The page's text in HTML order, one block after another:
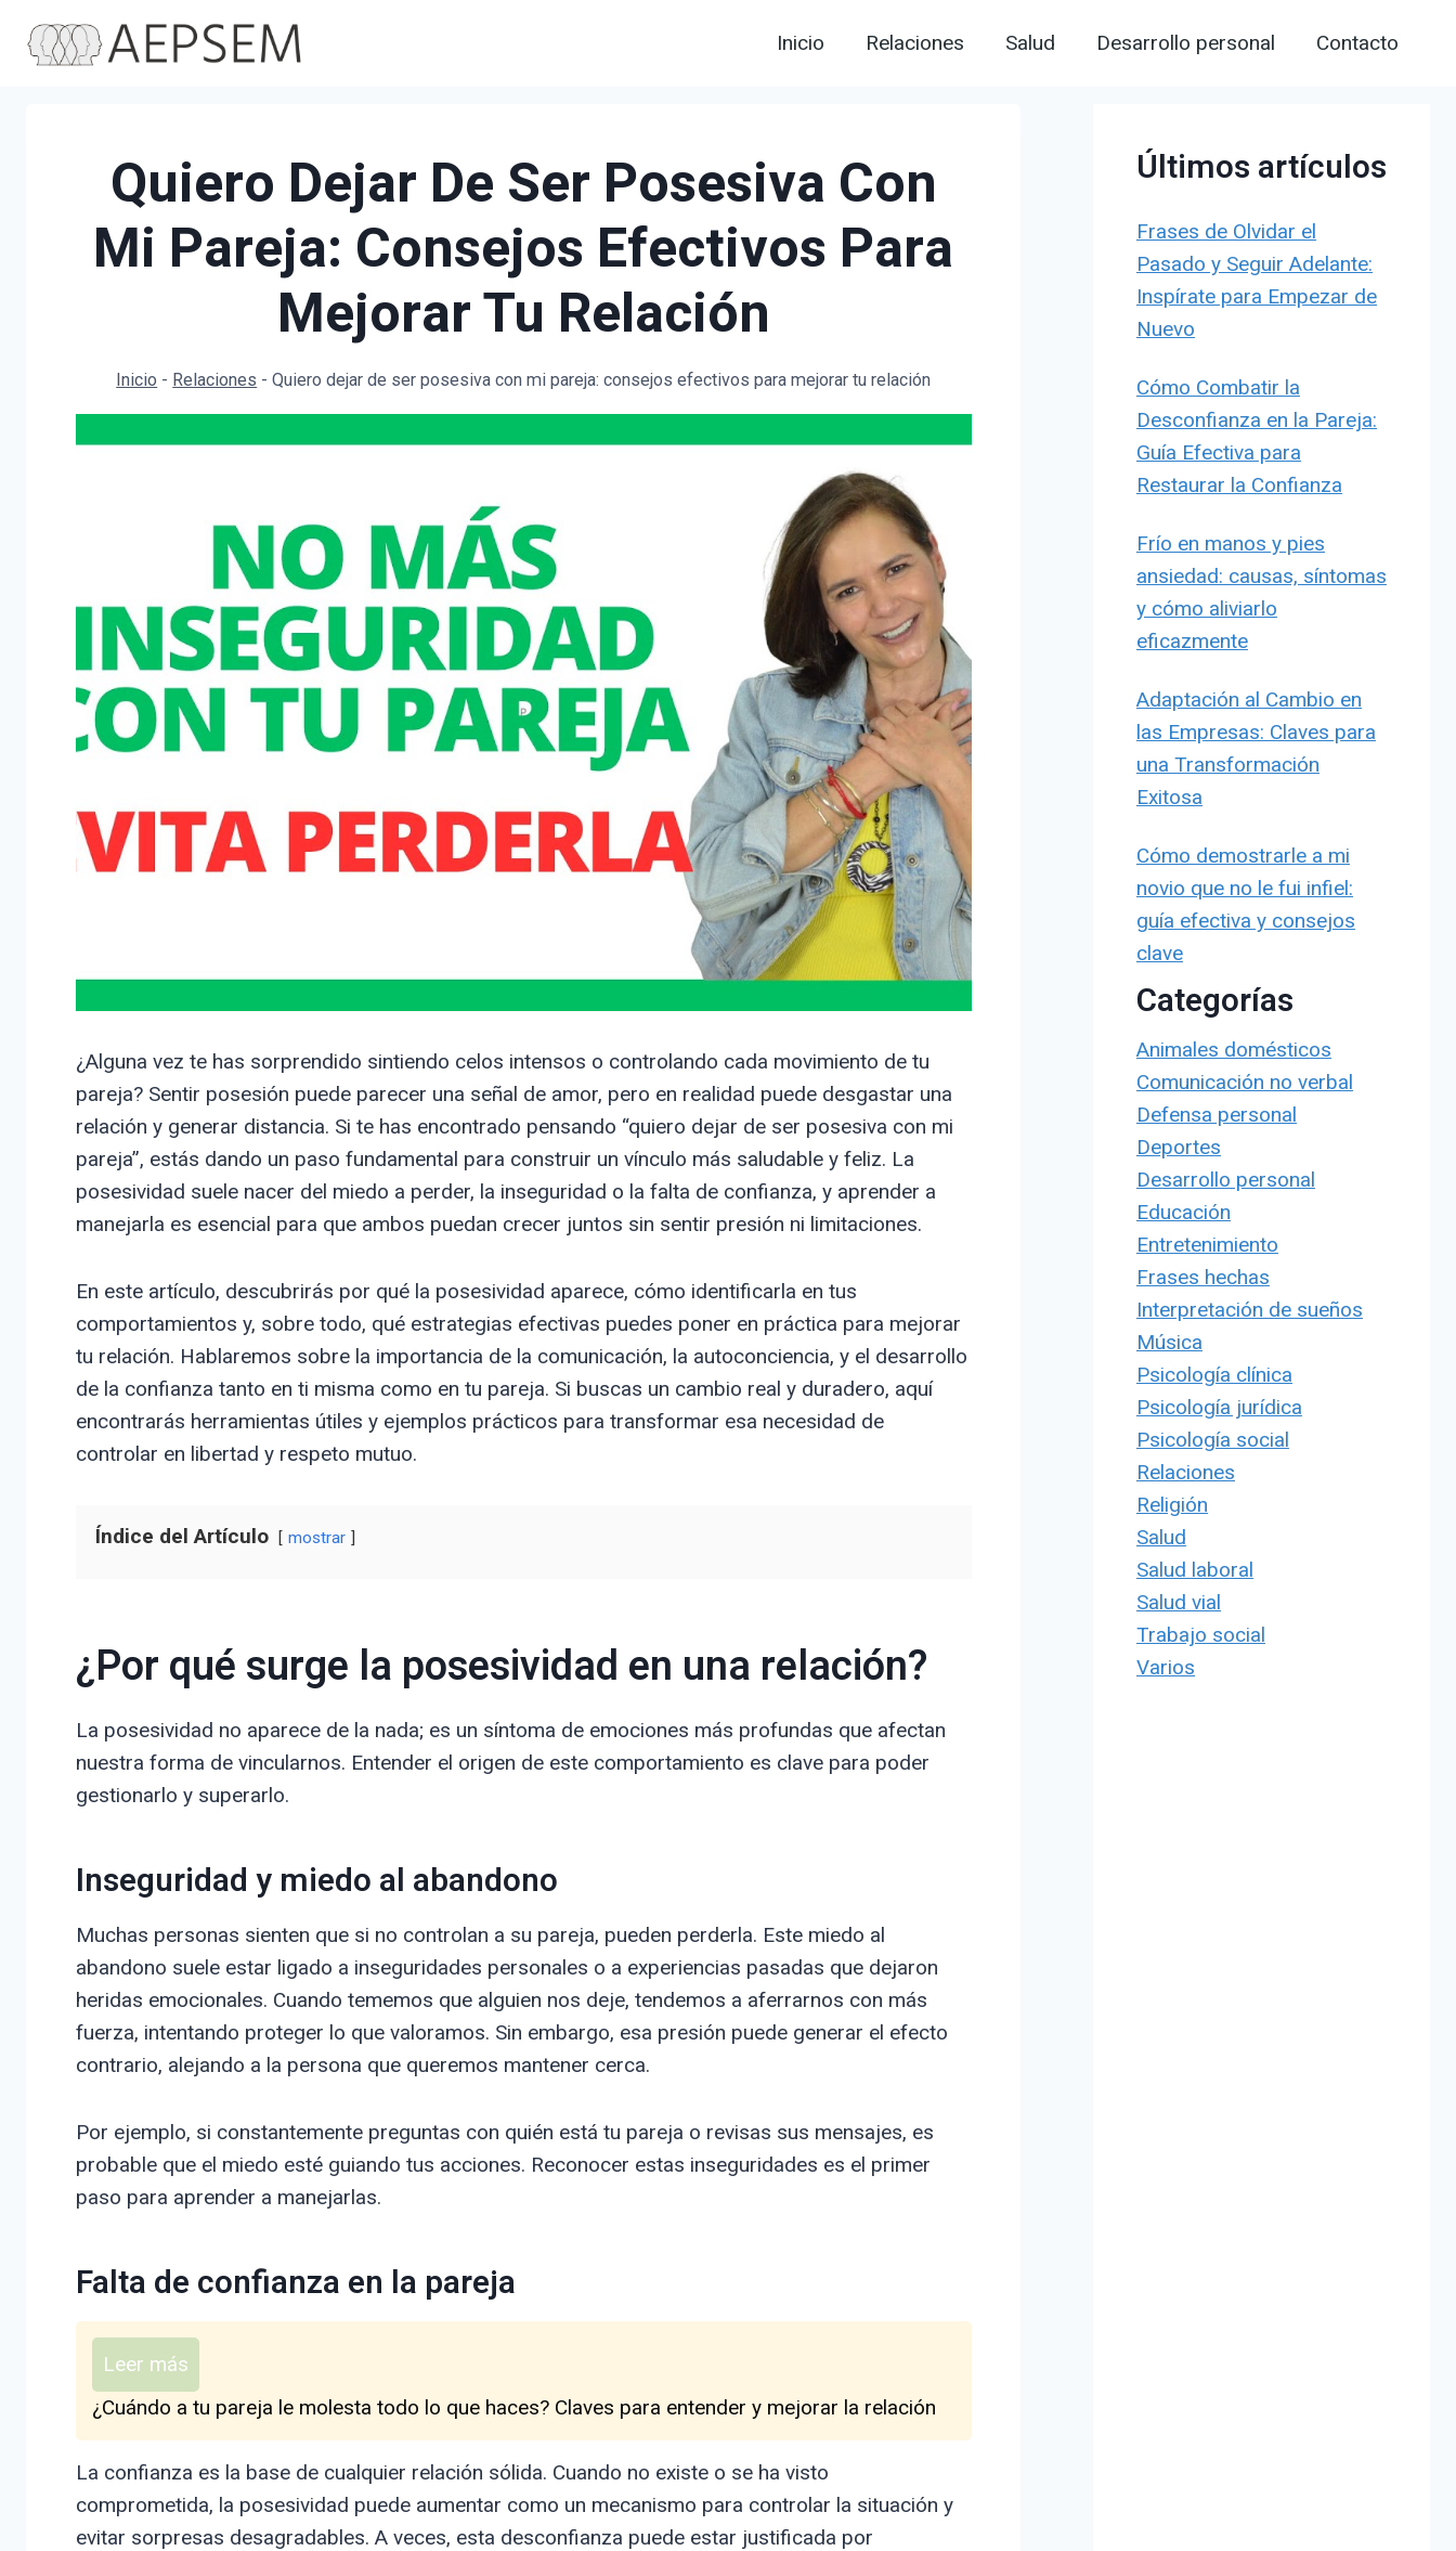
Inicio Relaciones Salud Desarrollo personal Contacto
Quiero Dejar De Ser Posesiva Con
Mi Pareja: Consejos Efectivos Para
Mejorar Tu Relación
Inicio - Relaciones -Quiero dejar de ser posesiva con mi pareja: consejos efectivos para mejorar tu relación
¿Alguna vez te has sorprendido sintiendo celos intensos o controlando cada movimiento de tu
pareja? Sentir posesión puede parecer una señal de amor, pero en realidad puede desgastar una
relación y generar distancia. Si te has encontrado pensando “quiero dejar de ser posesiva con mi
pareja”, estás dando un paso fundamental para construir un vínculo más saludable y feliz. La
posesividad suele nacer del miedo a perder, la inseguridad o la falta de confianza, y aprender a
manejarla es esencial para que ambos puedan crecer juntos sin sentir presión ni limitaciones.
En este artículo, descubrirás por qué la posesividad aparece, cómo identificarla en tus
comportamientos y, sobre todo, qué estrategias efectivas puedes poner en práctica para mejorar
tu relación. Hablaremos sobre la importancia de la comunicación, la autoconciencia, y el desarrollo
de la confianza tanto en ti misma como en tu pareja. Si buscas un cambio real y duradero, aquí
encontrarás herramientas útiles y ejemplos prácticos para transformar esa necesidad de
controlar en libertad y respeto mutuo.
Índice del Artículo mostrar
¿Por qué surge la posesividad en una relación?
La posesividad no aparece de la nada; es un síntoma de emociones más profundas que afectan
nuestra forma de vincularnos. Entender el origen de este comportamiento es clave para poder
gestionarlo y superarlo.
Inseguridad y miedo al abandono
Muchas personas sienten que si no controlan a su pareja, pueden perderla. Este miedo al
abandono suele estar ligado a inseguridades personales o a experiencias pasadas que dejaron
heridas emocionales. Cuando tememos que alguien nos deje, tendemos a aferrarnos con más
fuerza, intentando proteger lo que valoramos. Sin embargo, esa presión puede generar el efecto
contrario, alejando a la persona que queremos mantener cerca.
Por ejemplo, si constantemente preguntas con quién está tu pareja o revisas sus mensajes, es
probable que el miedo esté guiando tus acciones. Reconocer estas inseguridades es el primer
paso para aprender a manejarlas.
Falta de confianza en la pareja
Leer más
¿Cuándo a tu pareja le molesta todo lo que haces? Claves para entender y mejorar la relación
La confianza es la base de cualquier relación sólida. Cuando no existe o se ha visto
comprometida, la posesividad puede aumentar como un mecanismo para controlar la situación y
evitar sorpresas desagradables. A veces, esta desconfianza puede estar justificada por
Últimos artículos
Frases de Olvidar el
Pasado y Seguir Adelante:
Inspírate para Empezar de
Nuevo
Cómo Combatir la
Desconfianza en la Pareja:
Guía Efectiva para
Restaurar la Confianza
Frío en manos y pies
ansiedad: causas, síntomas
y cómo aliviarlo
eficazmente
Adaptación al Cambio en
las Empresas: Claves para
una Transformación
Exitosa
Cómo demostrarle a mi
novio que no le fui infiel:
guía efectiva y consejos
clave
Categorías
Animales domésticos
Comunicación no verbal
Defensa personal
Deportes
Desarrollo personal
Educación
Entretenimiento
Frases hechas
Interpretación de sueños
Música
Psicología clínica
Psicología jurídica
Psicología social
Relaciones
Religión
Salud
Salud laboral
Salud vial
Trabajo social
Varios